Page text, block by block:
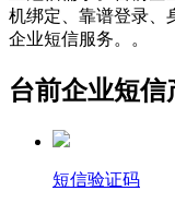
机绑定、靠谱登录、
企业短信服务。。
台前企业短信
短信验证码